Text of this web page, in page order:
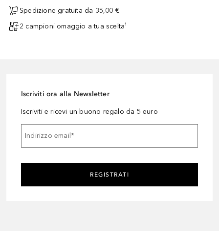
Spedizione gratuita da 35,00 €
2 campioni omaggio a tua scelta¹
Iscriviti ora alla Newsletter
Iscriviti e ricevi un buono regalo da 5 euro
Indirizzo email*
REGISTRATI